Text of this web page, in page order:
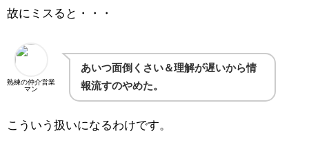
故にミスると・・・
熟練の仲介営業
マン
あいつ面倒くさい＆理解が遅いから情
報流すのやめた。
こういう扱いになるわけです。